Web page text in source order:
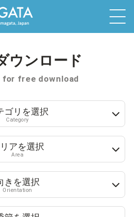
ウンロード
for free download
ゴリを選択
Category
アを選択
Area
きを選択
Orientation